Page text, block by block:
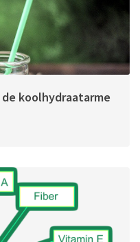
koolhydraatarme